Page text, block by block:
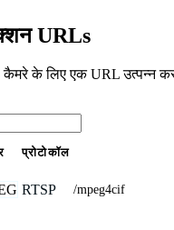
URLs
कैमरे के लिए एक URL उत्पन्न
प्रोटोकॉल
RTSP /mpeg4cif